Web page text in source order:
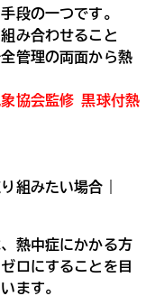
段の一つです。
み合わせること
管理の両面から熱
象協会監修 黒球付熱
組みたい場合｜
熱中症にかかる方
ロにすることを目
ます。